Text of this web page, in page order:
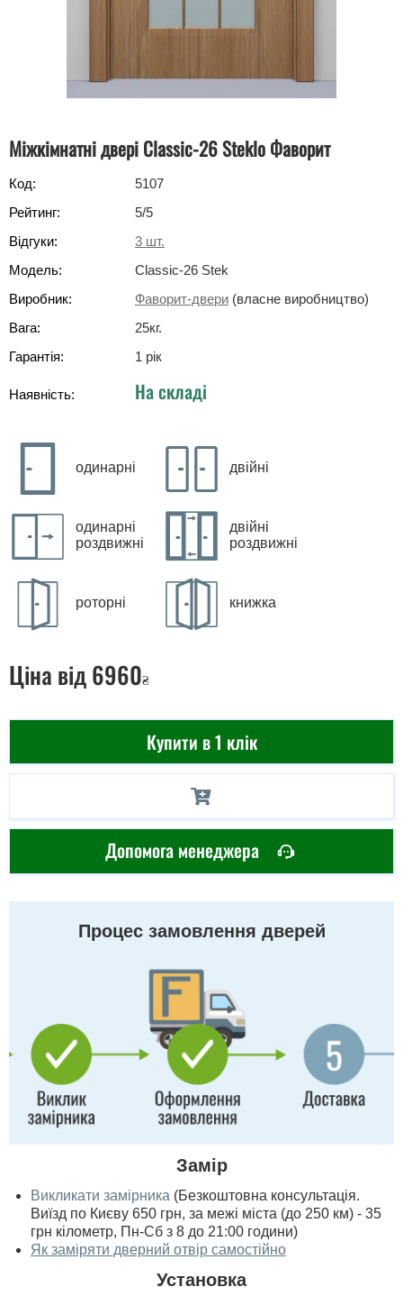
Міжкімнатні двері Classic-26 Steklo Фаворит
Код:
5107
Рейтинг:
5/5
Відгуки:
3 шт.
Модель:
Classic-26 Stek
Виробник:
Фаворит-двери (власне виробництво)
Вага:
25кг.
Гарантія:
1 рік
Наявність: На складі
одинарні двійні
одинарні
роздвижні
двійні
роздвижні
роторні книжка
Ціна від 6960₴
Купити в 1 клік
Допомога менеджера
Процес замовлення дверей
Замір
Викликати замірника (Безкоштовна консультація.
Виїзд по Києву 650 грн, за межі міста (до 250 км) - 35
грн кілометр, Пн-Сб з 8 до 21:00 години)
Як заміряти дверний отвір самостійно
Установка